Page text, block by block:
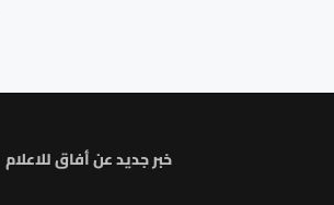
خبر جديد عن أفاق للاعلام